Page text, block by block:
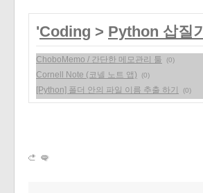
'Coding > Python 삽질기
ChoboMemo / 간단한 메모관리 툴 (0)
Cornell Note (코넬 노트 앱) (0)
[Python] 폴더 안의 파일 이름 추출 하기 (0)